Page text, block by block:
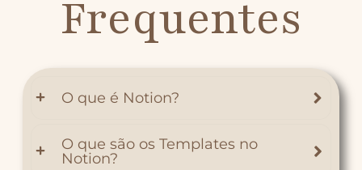
Frequentes
O que é Notion?
O que são os Templates no
Notion?